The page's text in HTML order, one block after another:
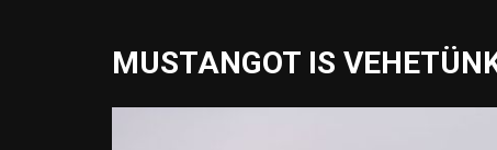
MUSTANGOT IS